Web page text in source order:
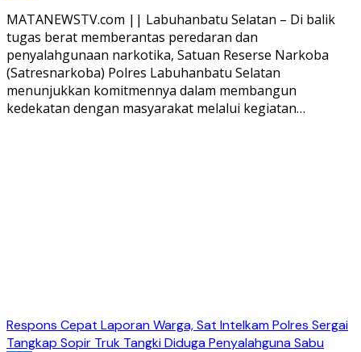
Share
MATANEWSTV.com || Labuhanbatu Selatan – Di balik
tugas berat memberantas peredaran dan
penyalahgunaan narkotika, Satuan Reserse Narkoba
(Satresnarkoba) Polres Labuhanbatu Selatan
menunjukkan komitmennya dalam membangun
kedekatan dengan masyarakat melalui kegiatan…
Respons Cepat Laporan Warga, Sat Intelkam Polres Sergai
Tangkap Sopir Truk Tangki Diduga Penyalahguna Sabu